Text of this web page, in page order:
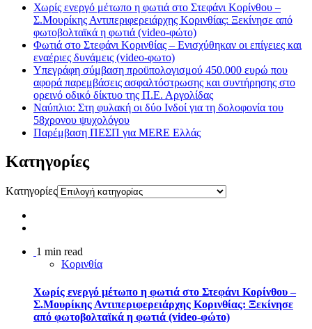
Χωρίς ενεργό μέτωπο η φωτιά στο Στεφάνι Κορίνθου –
Σ.Μουρίκης Αντιπεριφερειάρχης Κορινθίας: Ξεκίνησε από
φωτοβολταϊκά η φωτιά (video-φώτο)
Φωτιά στο Στεφάνι Κορινθίας – Ενισχύθηκαν οι επίγειες και
εναέριες δυνάμεις (video-φωτο)
Υπεγράφη σύμβαση προϋπολογισμού 450.000 ευρώ που
αφορά παρεμβάσεις ασφαλτόστρωσης και συντήρησης στο
ορεινό οδικό δίκτυο της Π.Ε. Αργολίδας
Ναύπλιο: Στη φυλακή οι δύο Ινδοί για τη δολοφονία του
58χρονου ψυχολόγου
Παρέμβαση ΠΕΣΠ για MERE Ελλάς
Kατηγορίες
Kατηγορίες
1 min read
Κορινθία
Χωρίς ενεργό μέτωπο η φωτιά στο Στεφάνι Κορίνθου –
Σ.Μουρίκης Αντιπεριφερειάρχης Κορινθίας: Ξεκίνησε
από φωτοβολταϊκά η φωτιά (video-φώτο)